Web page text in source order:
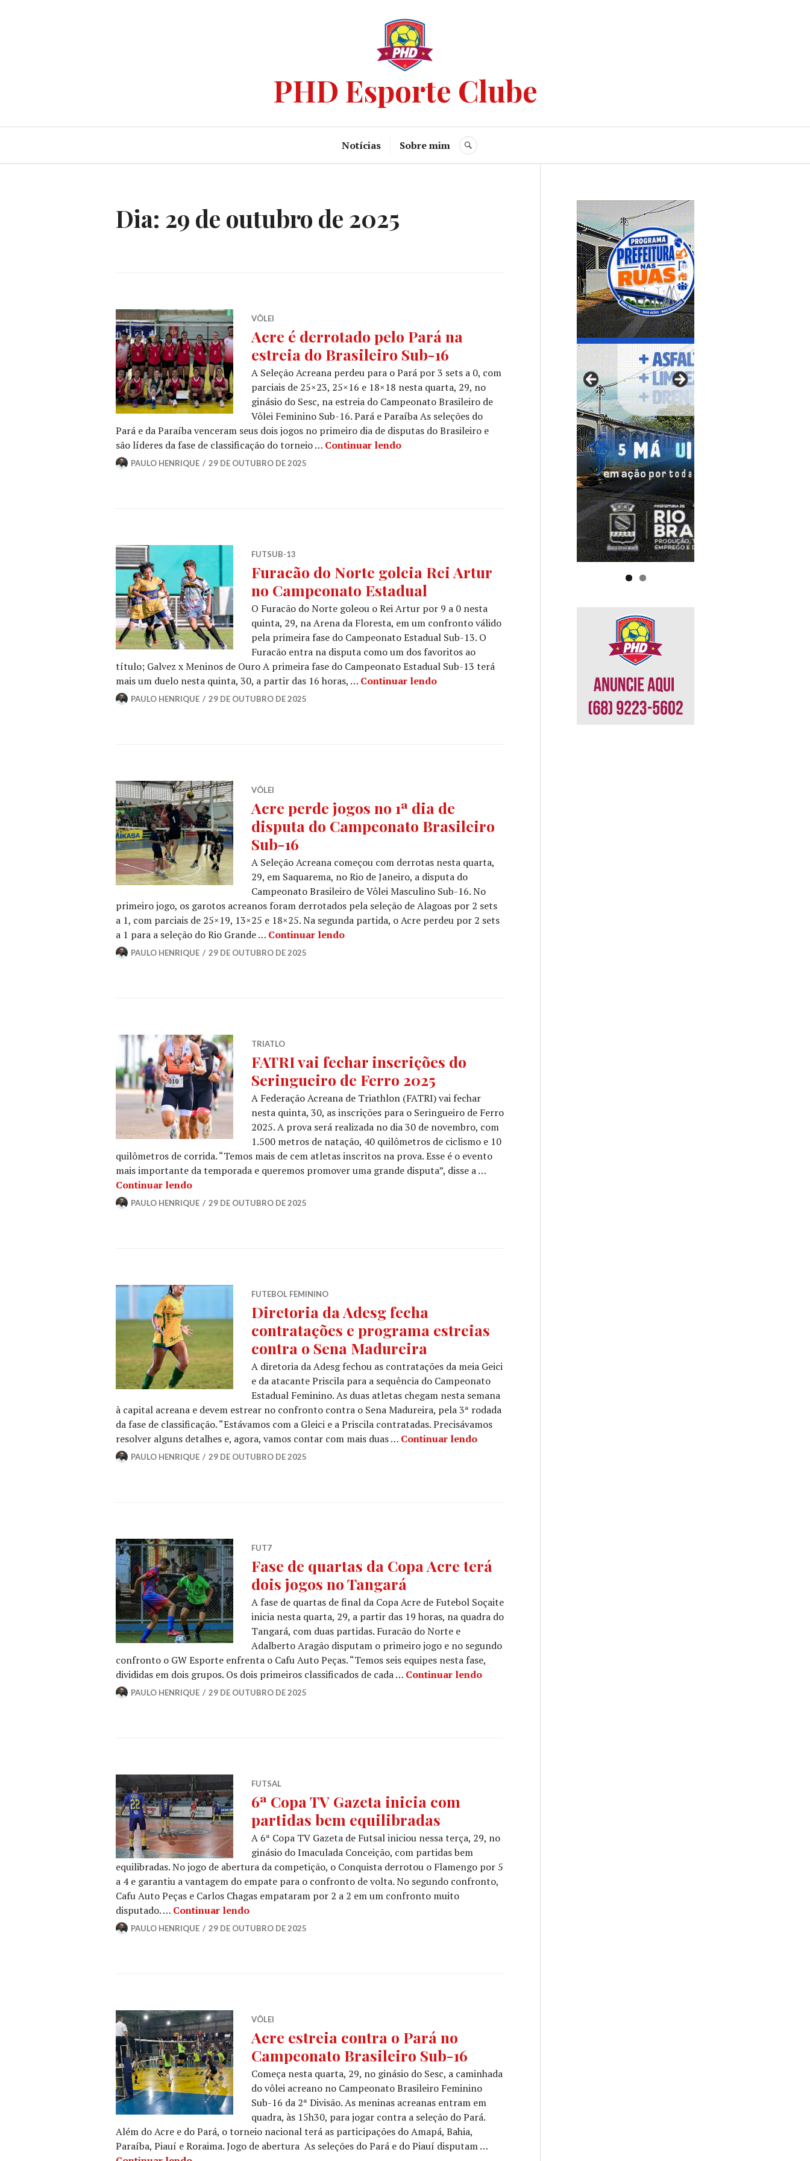
PHD Esporte Clube
Notícias Sobre mim
Dia: 29 de outubro de 2025
VÔLEI
Acre é derrotado pelo Pará na
estreia do Brasileiro Sub-16
A Seleção Acreana perdeu para o Pará por 3 sets a 0, com
parciais de 25×23, 25×16 e 18×18 nesta quarta, 29, no
ginásio do Sesc, na estreia do Campeonato Brasileiro de
Vôlei Feminino Sub-16. Pará e Paraíba As seleções do
Pará e da Paraíba venceram seus dois jogos no primeiro dia de disputas do Brasileiro e
são líderes da fase de classificação do torneio … Continuar lendo
PAULO HENRIQUE 29 DE OUTUBRO DE 2025
FUTSUB-13
Furacão do Norte goleia Rei Artur
no Campeonato Estadual
O Furacão do Norte goleou o Rei Artur por 9 a 0 nesta
quinta, 29, na Arena da Floresta, em um confronto válido
pela primeira fase do Campeonato Estadual Sub-13. O
Furacão entra na disputa como um dos favoritos ao
título; Galvez x Meninos de Ouro A primeira fase do Campeonato Estadual Sub-13 terá
mais um duelo nesta quinta, 30, a partir das 16 horas, … Continuar lendo
PAULO HENRIQUE 29 DE OUTUBRO DE 2025
VÔLEI
Acre perde jogos no 1ª dia de
disputa do Campeonato Brasileiro
Sub-16
A Seleção Acreana começou com derrotas nesta quarta,
29, em Saquarema, no Rio de Janeiro, a disputa do
Campeonato Brasileiro de Vôlei Masculino Sub-16. No
primeiro jogo, os garotos acreanos foram derrotados pela seleção de Alagoas por 2 sets
a 1, com parciais de 25×19, 13×25 e 18×25. Na segunda partida, o Acre perdeu por 2 sets
a 1 para a seleção do Rio Grande … Continuar lendo
PAULO HENRIQUE 29 DE OUTUBRO DE 2025
TRIATLO
FATRI vai fechar inscrições do
Seringueiro de Ferro 2025
A Federação Acreana de Triathlon (FATRI) vai fechar
nesta quinta, 30, as inscrições para o Seringueiro de Ferro
2025. A prova será realizada no dia 30 de novembro, com
1.500 metros de natação, 40 quilômetros de ciclismo e 10
quilômetros de corrida. “Temos mais de cem atletas inscritos na prova. Esse é o evento
mais importante da temporada e queremos promover uma grande disputa”, disse a …
Continuar lendo
PAULO HENRIQUE 29 DE OUTUBRO DE 2025
FUTEBOL FEMININO
Diretoria da Adesg fecha
contratações e programa estreias
contra o Sena Madureira
A diretoria da Adesg fechou as contratações da meia Geici
e da atacante Priscila para a sequência do Campeonato
Estadual Feminino. As duas atletas chegam nesta semana
à capital acreana e devem estrear no confronto contra o Sena Madureira, pela 3ª rodada
da fase de classificação. “Estávamos com a Gleici e a Priscila contratadas. Precisávamos
resolver alguns detalhes e, agora, vamos contar com mais duas … Continuar lendo
PAULO HENRIQUE 29 DE OUTUBRO DE 2025
FUT7
Fase de quartas da Copa Acre terá
dois jogos no Tangará
A fase de quartas de final da Copa Acre de Futebol Soçaite
inicia nesta quarta, 29, a partir das 19 horas, na quadra do
Tangará, com duas partidas. Furacão do Norte e
Adalberto Aragão disputam o primeiro jogo e no segundo
confronto o GW Esporte enfrenta o Cafu Auto Peças. “Temos seis equipes nesta fase,
divididas em dois grupos. Os dois primeiros classificados de cada … Continuar lendo
PAULO HENRIQUE 29 DE OUTUBRO DE 2025
FUTSAL
6ª Copa TV Gazeta inicia com
partidas bem equilibradas
A 6ª Copa TV Gazeta de Futsal iniciou nessa terça, 29, no
ginásio do Imaculada Conceição, com partidas bem
equilibradas. No jogo de abertura da competição, o Conquista derrotou o Flamengo por 5
a 4 e garantiu a vantagem do empate para o confronto de volta. No segundo confronto,
Cafu Auto Peças e Carlos Chagas empataram por 2 a 2 em um confronto muito
disputado. … Continuar lendo
PAULO HENRIQUE 29 DE OUTUBRO DE 2025
VÔLEI
Acre estreia contra o Pará no
Campeonato Brasileiro Sub-16
Começa nesta quarta, 29, no ginásio do Sesc, a caminhada
do vôlei acreano no Campeonato Brasileiro Feminino
Sub-16 da 2ª Divisão. As meninas acreanas entram em
quadra, às 15h30, para jogar contra a seleção do Pará.
Além do Acre e do Pará, o torneio nacional terá as participações do Amapá, Bahia,
Paraíba, Piauí e Roraima. Jogo de abertura As seleções do Pará e do Piauí disputam …